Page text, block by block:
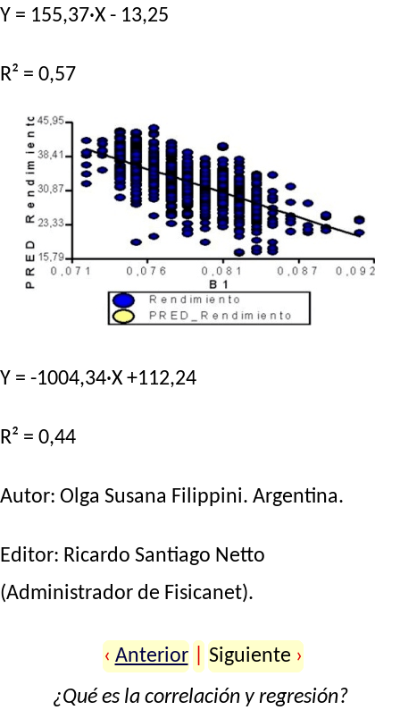
Y = 155,37·X - 13,25
R² = 0,57
Y = -1004,34·X +112,24
R² = 0,44
Autor: Olga Susana Filippini. Argentina.
Editor: Ricardo Santiago Netto
(Administrador de Fisicanet).
‹ Anterior Siguiente ›
¿Qué es la correlación y regresión?